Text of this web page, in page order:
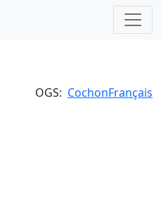
OGS: CochonFrançais